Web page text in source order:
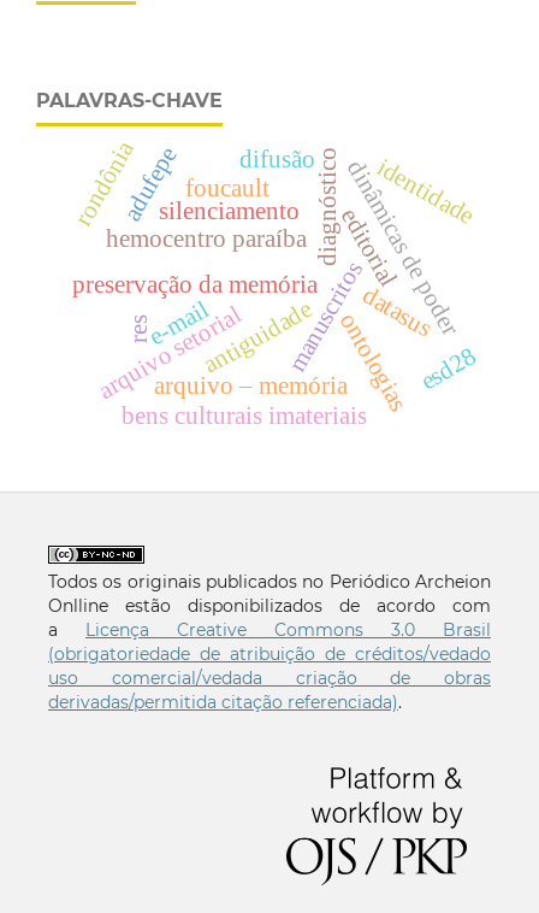
PALAVRAS-CHAVE
hemocentro paraíba editorial
manuscritos
silenciamento
preservação da memória dinâmicas de poder
foucault
arquivo – memória
antiguidade ontologias
arquivo setorial
diagnóstico identidade
difusão
e-mail
bens culturais imateriais
res
esd28
datasus
rondôniaadufepe
Todos os originais publicados no Periódico Archeion
Onlline estão disponibilizados de acordo com
a Licença Creative Commons 3.0 Brasil
(obrigatoriedade de atribuição de créditos/vedado
uso comercial/vedada criação de obras
derivadas/permitida citação referenciada).